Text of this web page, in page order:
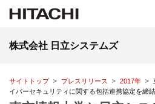
株式会社 日立システムズ
サイトトップ プレスリリース 2017年
イバーセキュリティに関する包括連携協定を締結